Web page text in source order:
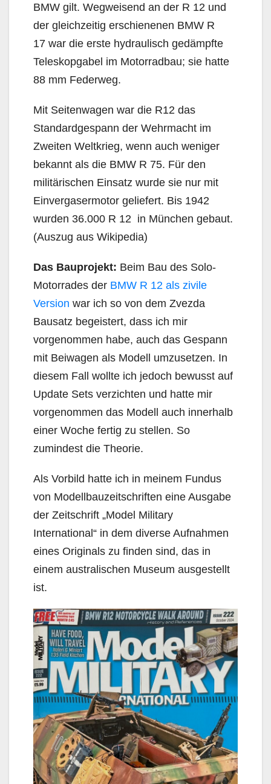
BMW gilt. Wegweisend an der R 12 und
der gleichzeitig erschienenen BMW R
17 war die erste hydraulisch gedämpfte
Teleskopgabel im Motorradbau; sie hatte
88 mm Federweg.
Mit Seitenwagen war die R12 das
Standardgespann der Wehrmacht im
Zweiten Weltkrieg, wenn auch weniger
bekannt als die BMW R 75. Für den
militärischen Einsatz wurde sie nur mit
Einvergasermotor geliefert. Bis 1942
wurden 36.000 R 12 in München gebaut.
(Auszug aus Wikipedia)
Das Bauprojekt: Beim Bau des Solo-
Motorrades der BMW R 12 als zivile
Version war ich so von dem Zvezda
Bausatz begeistert, dass ich mir
vorgenommen habe, auch das Gespann
mit Beiwagen als Modell umzusetzen. In
diesem Fall wollte ich jedoch bewusst auf
Update Sets verzichten und hatte mir
vorgenommen das Modell auch innerhalb
einer Woche fertig zu stellen. So
zumindest die Theorie.
Als Vorbild hatte ich in meinem Fundus
von Modellbauzeitschriften eine Ausgabe
der Zeitschrift „Model Military
International“ in dem diverse Aufnahmen
eines Originals zu finden sind, das in
einem australischen Museum ausgestellt
ist.